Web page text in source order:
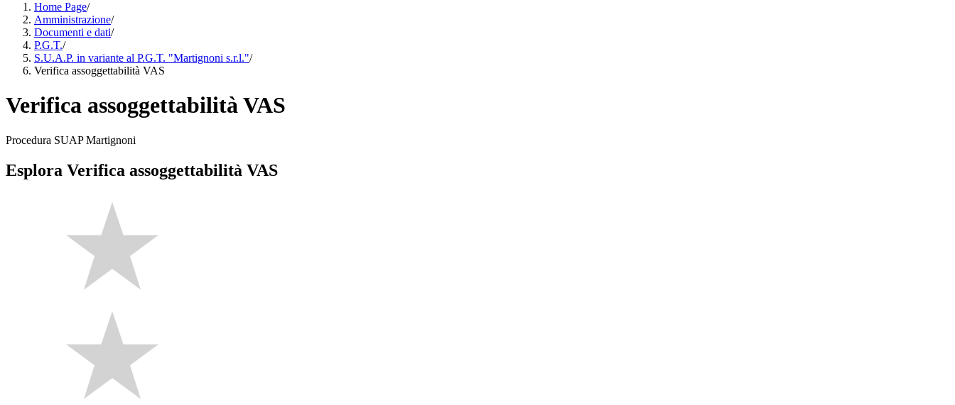
Home Page/
Amministrazione/
Documenti e dati/
P.G.T./
S.U.A.P. in variante al P.G.T. "Martignoni s.r.l."/
Verifica assoggettabilità VAS
Verifica assoggettabilità VAS
Procedura SUAP Martignoni
Esplora Verifica assoggettabilità VAS